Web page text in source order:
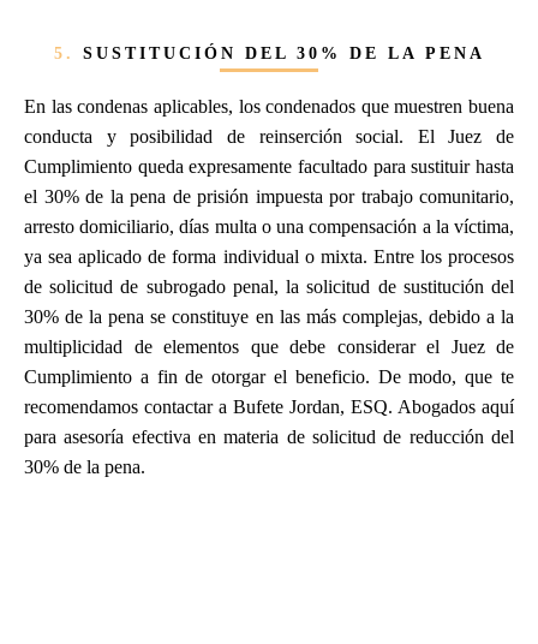
5. SUSTITUCIÓN DEL 30% DE LA PENA
En las condenas aplicables, los condenados que muestren buena
conducta y posibilidad de reinserción social. El Juez de
Cumplimiento queda expresamente facultado para sustituir hasta
el 30% de la pena de prisión impuesta por trabajo comunitario,
arresto domiciliario, días multa o una compensación a la víctima,
ya sea aplicado de forma individual o mixta. Entre los procesos
de solicitud de subrogado penal, la solicitud de sustitución del
30% de la pena se constituye en las más complejas, debido a la
multiplicidad de elementos que debe considerar el Juez de
Cumplimiento a fin de otorgar el beneficio. De modo, que te
recomendamos contactar a Bufete Jordan, ESQ. Abogados aquí
para asesoría efectiva en materia de solicitud de reducción del
30% de la pena.